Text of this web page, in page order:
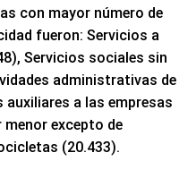
con mayor número de
fueron: Servicios a
Servicios sociales sin
administrativas de
a las empresas
excepto de
(20.433).